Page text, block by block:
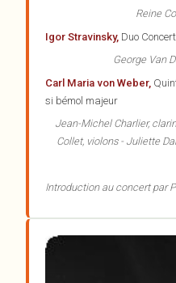
Reine
Igor Stravinsky, Duo
George Van
Carl Maria von Weber,
si bémol majeur
Jean-Michel Charlier,
Collet, violons - Juliette
Introduction au concert par